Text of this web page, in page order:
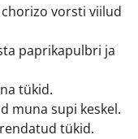
vorsti viilud
paprikapulbri ja
tükid.
muna supi keskel.
tükid.